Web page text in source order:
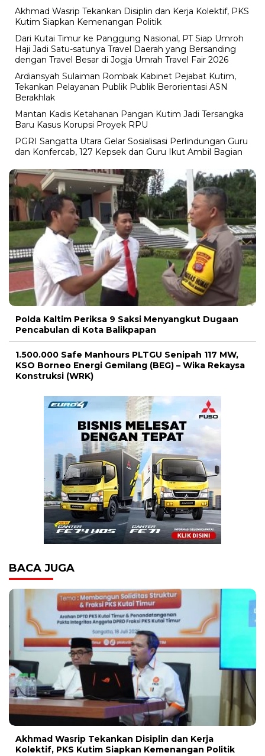
Akhmad Wasrip Tekankan Disiplin dan Kerja Kolektif, PKS
Kutim Siapkan Kemenangan Politik
Dari Kutai Timur ke Panggung Nasional, PT Siap Umroh
Haji Jadi Satu-satunya Travel Daerah yang Bersanding
dengan Travel Besar di Jogja Umrah Travel Fair 2026
Ardiansyah Sulaiman Rombak Kabinet Pejabat Kutim,
Tekankan Pelayanan Publik Publik Berorientasi ASN
Berakhlak
Mantan Kadis Ketahanan Pangan Kutim Jadi Tersangka
Baru Kasus Korupsi Proyek RPU
PGRI Sangatta Utara Gelar Sosialisasi Perlindungan Guru
dan Konfercab, 127 Kepsek dan Guru Ikut Ambil Bagian
Polda Kaltim Periksa 9 Saksi Menyangkut Dugaan
Pencabulan di Kota Balikpapan
1.500.000 Safe Manhours PLTGU Senipah 117 MW,
KSO Borneo Energi Gemilang (BEG) – Wika Rekaysa
Konstruksi (WRK)
BACA JUGA
Akhmad Wasrip Tekankan Disiplin dan Kerja
Kolektif, PKS Kutim Siapkan Kemenangan Politik